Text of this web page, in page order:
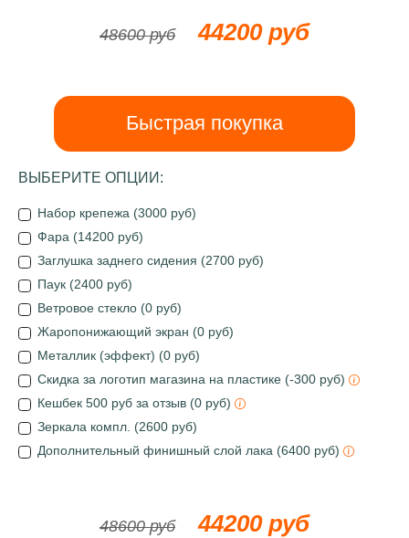
48600 руб 44200 руб
Быстрая покупка
ВЫБЕРИТЕ ОПЦИИ:
Набор крепежа (3000 руб)
Фара (14200 руб)
Заглушка заднего сидения (2700 руб)
Паук (2400 руб)
Ветровое стекло (0 руб)
Жаропонижающий экран (0 руб)
Металлик (эффект) (0 руб)
Скидка за логотип магазина на пластике (-300 руб)
Кешбек 500 руб за отзыв (0 руб)
Зеркала компл. (2600 руб)
Дополнительный финишный слой лака (6400 руб)
48600 руб 44200 руб